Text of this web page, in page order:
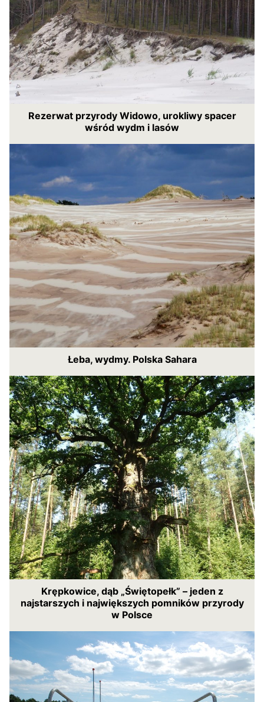
Rezerwat przyrody Widowo, urokliwy spacer
wśród wydm i lasów
Łeba, wydmy. Polska Sahara
Krępkowice, dąb „Świętopełk” – jeden z
najstarszych i największych pomników przyrody
w Polsce